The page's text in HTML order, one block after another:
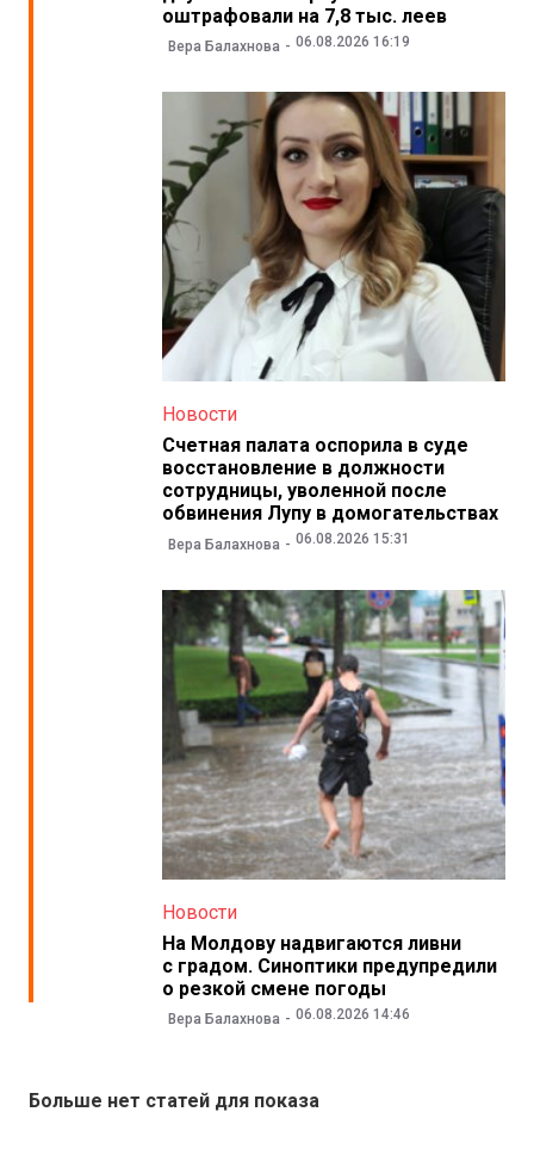
оштрафовали на 7,8 тыс. леев
Вера Балахнова 06.08.2026 16:19
Новости
Счетная палата оспорила в суде
восстановление в должности
сотрудницы, уволенной после
обвинения Лупу в домогательствах
Вера Балахнова 06.08.2026 15:31
Новости
На Молдову надвигаются ливни
с градом. Синоптики предупредили
о резкой смене погоды
Вера Балахнова 06.08.2026 14:46
Больше нет статей для показа